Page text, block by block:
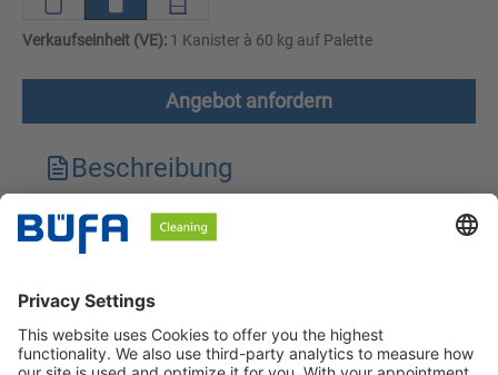
Verkaufseinheit (VE): 1 Kanister à 60 kg auf Palette
Angebot anfordern
Beschreibung
Technische Merkmale
Sicherheitshinweise